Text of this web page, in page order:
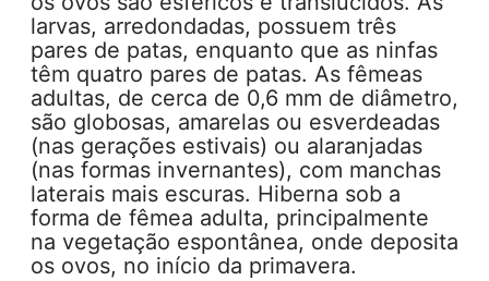
larvas, arredondadas, possuem três
pares de patas, enquanto que as ninfas
têm quatro pares de patas. As fêmeas
adultas, de cerca de 0,6 mm de diâmetro,
são globosas, amarelas ou esverdeadas
(nas gerações estivais) ou alaranjadas
(nas formas invernantes), com manchas
laterais mais escuras. Hiberna sob a
forma de fêmea adulta, principalmente
na vegetação espontânea, onde deposita
os ovos, no início da primavera.